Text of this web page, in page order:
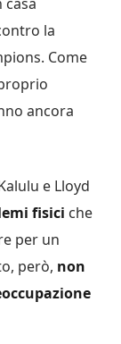
la
Come
ancora
e Lloyd
fisici che
per un
però, non